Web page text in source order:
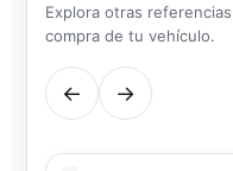
Explora otras
compra de tu vehículo.
← →